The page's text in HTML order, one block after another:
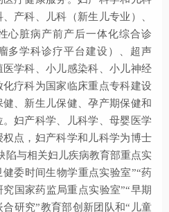
产科、儿科（新生儿专业）、
心脏病产前产后一体化综合诊
多学科诊疗平台建设）、超声
学科、小儿感染科、小儿神经
疗科为国家临床重点专科建设
、新生儿保健、孕产期保健和
妇产科学、儿科学、母婴医学
点，妇产科学和儿科学为博士
陷与相关妇儿疾病教育部重点实
委时间生物学重点实验室”“药
国家药监局重点实验室”“早期
研究”教育部创新团队和“儿童